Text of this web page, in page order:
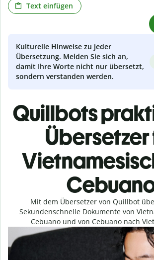
Text einfügen
Kulturelle Hinweise zu jeder
Übersetzung. Melden Sie sich an,
damit Ihre Worte nicht nur übersetzt,
sondern verstanden werden.
Quillbots
Übersetzer
Mit dem Übersetzer von Quillbot
Sekundenschnelle Dokumente von
Cebuano und von Cebuano nach